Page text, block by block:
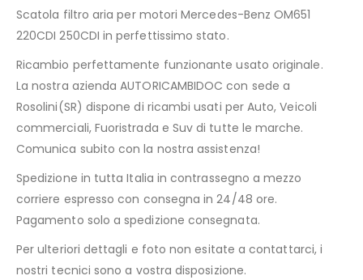
Scatola filtro aria per motori Mercedes-Benz OM651
220CDI 250CDI in perfettissimo stato.
Ricambio perfettamente funzionante usato originale.
La nostra azienda AUTORICAMBIDOC con sede a
Rosolini(SR) dispone di ricambi usati per Auto, Veicoli
commerciali, Fuoristrada e Suv di tutte le marche.
Comunica subito con la nostra assistenza!
Spedizione in tutta Italia in contrassegno a mezzo
corriere espresso con consegna in 24/48 ore.
Pagamento solo a spedizione consegnata.
Per ulteriori dettagli e foto non esitate a contattarci, i
nostri tecnici sono a vostra disposizione.